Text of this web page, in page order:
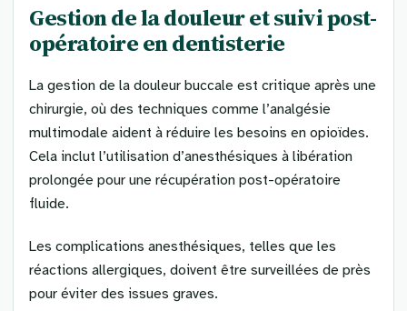
Gestion de la douleur et suivi post-
opératoire en dentisterie
La gestion de la douleur buccale est critique après une
chirurgie, où des techniques comme l’analgésie
multimodale aident à réduire les besoins en opioïdes.
Cela inclut l’utilisation d’anesthésiques à libération
prolongée pour une récupération post-opératoire
fluide.
Les complications anesthésiques, telles que les
réactions allergiques, doivent être surveillées de près
pour éviter des issues graves.